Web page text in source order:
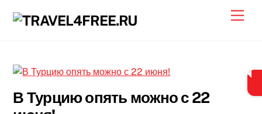
В Турцию опять можно с 22